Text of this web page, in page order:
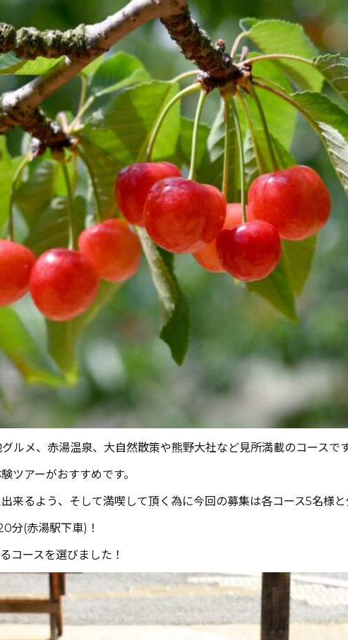
ルメ、赤湯温泉、大自然散策や熊野大社など見所満載のコースで
ツアーがおすすめです。
来るよう、そして満喫して頂く為に今回の募集は各コース5名様
分(赤湯駅下車)！
コースを選びました！